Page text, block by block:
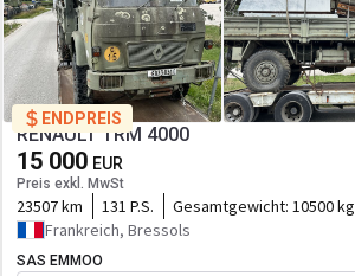
ENDPREIS
RENAULT TRM 4000
15 000 EUR
Preis exkl. MwSt
23507 km 131 P.S. Gesamtgewicht: 10500 kg
Frankreich, Bressols
SAS EMMOO